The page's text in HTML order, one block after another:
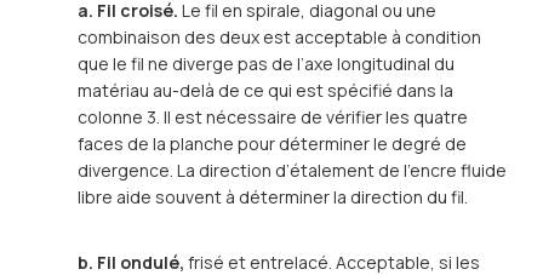
a. Fil croisé. Le fil en spirale, diagonal ou une
combinaison des deux est acceptable à condition
que le fil ne diverge pas de l’axe longitudinal du
matériau au-delà de ce qui est spécifié dans la
colonne 3. Il est nécessaire de vérifier les quatre
faces de la planche pour déterminer le degré de
divergence. La direction d’étalement de l’encre fluide
libre aide souvent à déterminer la direction du fil.
b. Fil ondulé, frisé et entrelacé. Acceptable, si les